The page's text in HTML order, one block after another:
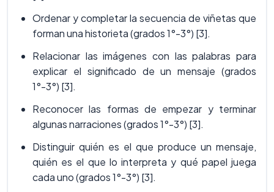
Ordenar y completar la secuencia de viñetas que
forman una historieta (grados 1°-3°) [3].
Relacionar las imágenes con las palabras para
explicar el significado de un mensaje (grados
1°-3°) [3].
Reconocer las formas de empezar y terminar
algunas narraciones (grados 1°-3°) [3].
Distinguir quién es el que produce un mensaje,
quién es el que lo interpreta y qué papel juega
cada uno (grados 1°-3°) [3].